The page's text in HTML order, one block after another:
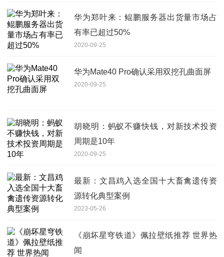
华为郑叶来：鲲鹏服务器出货量市场占
有率已超过50%
2020-09-25
华为Mate40 Pro确认采用双挖孔曲面屏
2020-09-25
胡晓明：蚂蚁不赚快钱，对新技术投资
周期是10年
2020-09-25
最新：文昌鸡入选全国十大畜禽遗传资
源转化典型案例
2023-05-26
《崩坏星穹铁道》佩拉壁纸推荐 世界热
闻